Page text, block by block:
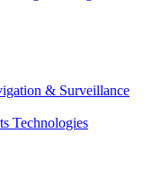
& Surveillance
Technologies